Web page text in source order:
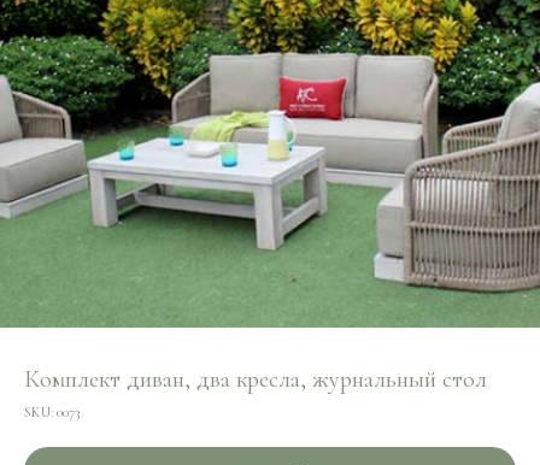
Комплект диван, два кресла, журнальный стол
SKU: 0073